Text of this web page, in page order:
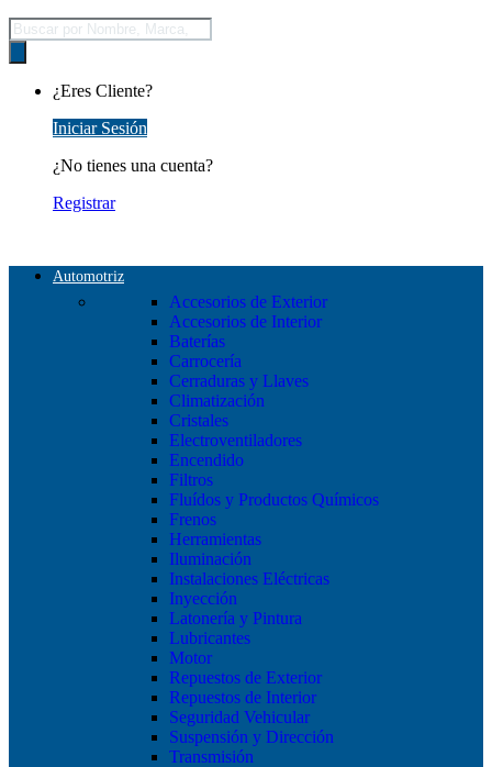
Búsqueda
de
productos
¿Eres Cliente?
Iniciar Sesión
¿No tienes una cuenta?
Registrar
Automotriz
Accesorios de Exterior
Accesorios de Interior
Baterías
Carrocería
Cerraduras y Llaves
Climatización
Cristales
Electroventiladores
Encendido
Filtros
Fluídos y Productos Químicos
Frenos
Herramientas
Iluminación
Instalaciones Eléctricas
Inyección
Latonería y Pintura
Lubricantes
Motor
Repuestos de Exterior
Repuestos de Interior
Seguridad Vehicular
Suspensión y Dirección
Transmisión